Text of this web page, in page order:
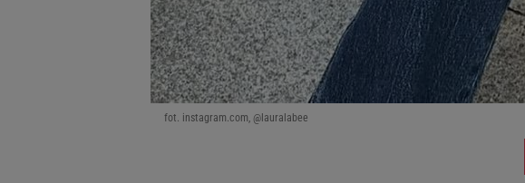
fot. instagram.com, @lauralabee